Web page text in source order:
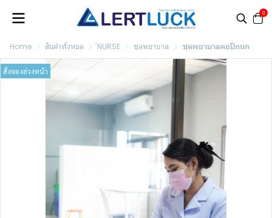
0
Home สินค้าทั้งหมด ์NURSE ชุดพยาบาล ชุดพยาบาลคอปีกนก
สั่งจองล่วงหน้า